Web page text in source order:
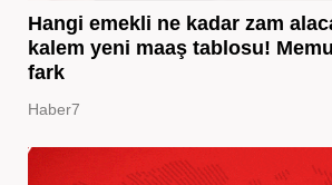
Hangi emekli ne kadar zam
kalem yeni maaş tablosu!
fark
Haber7